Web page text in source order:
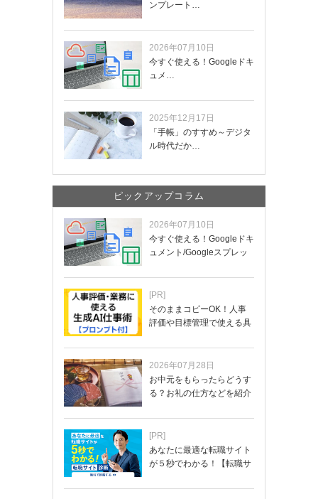
ンプレート…
2026年07月10日
今すぐ使える！Googleドキ
ュメ…
2025年12月17日
「手帳」のすすめ～デジタ
ル時代だか…
ピックアップコラム
2026年07月10日
今すぐ使える！Googleドキ
ュメント/Googleスプレッ
[PR]
そのままコピーOK！人事
評価や目標管理で使える具
2026年07月28日
お中元をもらったらどうす
る？お礼の仕方などを紹介
[PR]
あなたに最適な転職サイト
が５秒でわかる！【転職サ